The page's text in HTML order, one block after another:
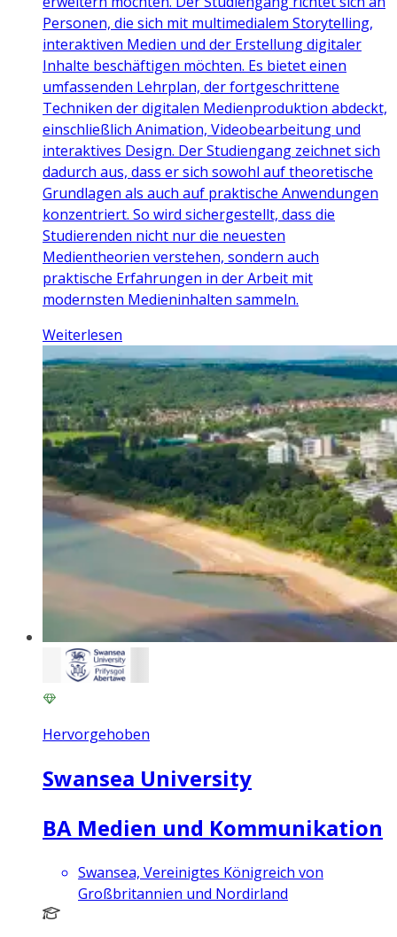
Personen, die sich mit multimedialem Storytelling,
interaktiven Medien und der Erstellung digitaler
Inhalte beschäftigen möchten. Es bietet einen
umfassenden Lehrplan, der fortgeschrittene
Techniken der digitalen Medienproduktion abdeckt,
einschließlich Animation, Videobearbeitung und
interaktives Design. Der Studiengang zeichnet sich
dadurch aus, dass er sich sowohl auf theoretische
Grundlagen als auch auf praktische Anwendungen
konzentriert. So wird sichergestellt, dass die
Studierenden nicht nur die neuesten
Medientheorien verstehen, sondern auch
praktische Erfahrungen in der Arbeit mit
modernsten Medieninhalten sammeln.
Weiterlesen
Hervorgehoben
Swansea University
BA Medien und Kommunikation
Swansea, Vereinigtes Königreich von
Großbritannien und Nordirland